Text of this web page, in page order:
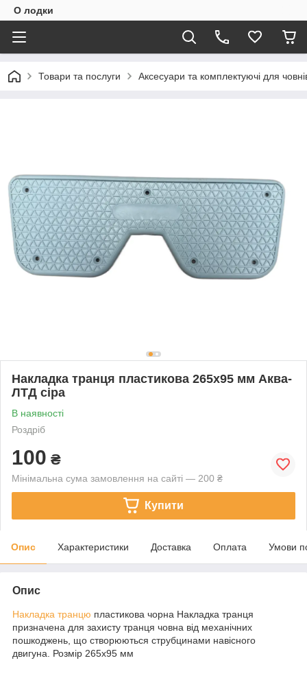
О лодки
Товари та послуги Аксесуари та комплектуючі для
Накладка транця пластикова 265х95 мм Аква-
ЛТД сіра
В наявності
Роздріб
100 ₴
Мінімальна сума замовлення на сайті — 200 ₴
Купити
Опис Характеристики Доставка Оплата Умови
Опис
Накладка транцю пластикова чорна Накладка транця
призначена для захисту транця човна від механічних
пошкоджень, що створюються струбцинами навісного
двигуна. Розмір 265х95 мм